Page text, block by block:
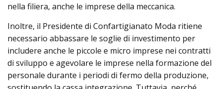
nella filiera, anche le imprese della meccanica.
Inoltre, il Presidente di Confartigianato Moda ritiene
necessario abbassare le soglie di investimento per
includere anche le piccole e micro imprese nei contratti
di sviluppo e agevolare le imprese nella formazione del
personale durante i periodi di fermo della produzione,